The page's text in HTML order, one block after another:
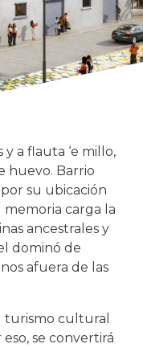
a flauta ‘e millo,
huevo. Barrio
su ubicación
memoria carga la
ancestrales y
dominó de
afuera de las
turismo cultural
se convertirá